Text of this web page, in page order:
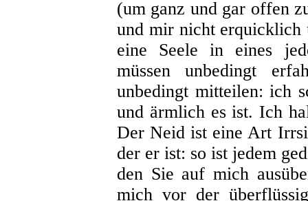
(um ganz und gar offen
und mir nicht erquicklich
eine Seele in eines
müssen unbedingt
unbedingt mitteilen: ich
und ärmlich es ist. Ich
Der Neid ist eine Art
der er ist: so ist jedem
den Sie auf mich
mich vor der